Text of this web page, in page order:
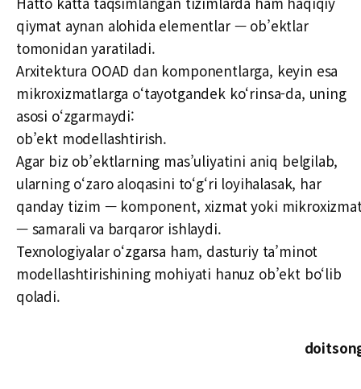
qiymat aynan alohida elementlar — ob’ektlar
tomonidan yaratiladi.
Arxitektura OOAD dan komponentlarga, keyin esa
mikroxizmatlarga o‘tayotgandek ko‘rinsa-da, uning
asosi o‘zgarmaydi:
ob’ekt modellashtirish.
Agar biz ob’ektlarning mas’uliyatini aniq belgilab,
ularning o‘zaro aloqasini to‘g‘ri loyihalasak, har
qanday tizim — komponent, xizmat yoki
— samarali va barqaror ishlaydi.
Texnologiyalar o‘zgarsa ham, dasturiy ta’minot
modellashtirishining mohiyati hanuz ob’ekt bo‘lib
qoladi.